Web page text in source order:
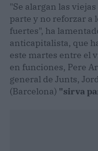
"Se alargan las
parte y no reforzar a
fuertes", ha
anticapitalista, que
este martes entre el
en funciones, Pere
general de Junts,
(Barcelona) "sirva